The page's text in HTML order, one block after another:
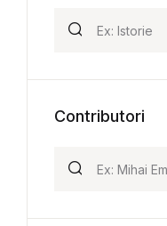
Contributori